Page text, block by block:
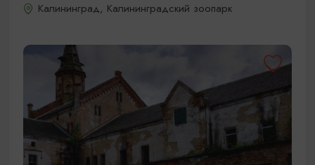
Калининград, Калининградский зоопарк